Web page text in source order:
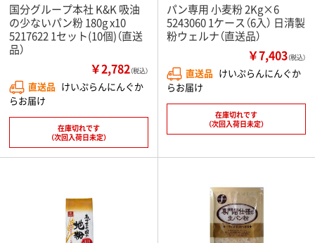
国分グループ本社 K&K 吸油
の少ないパン粉 180g x10
5217622 1セット(10個)（直送
品）
￥2,782（税込）
直送品 けいぷらんにんぐか
らお届け
在庫切れです
（次回入荷日未定）
パン専用 小麦粉 2Kg×6
5243060 1ケース（6入） 日清製
粉ウェルナ（直送品）
￥7,403（税込）
直送品 けいぷらんにんぐか
らお届け
在庫切れです
（次回入荷日未定）